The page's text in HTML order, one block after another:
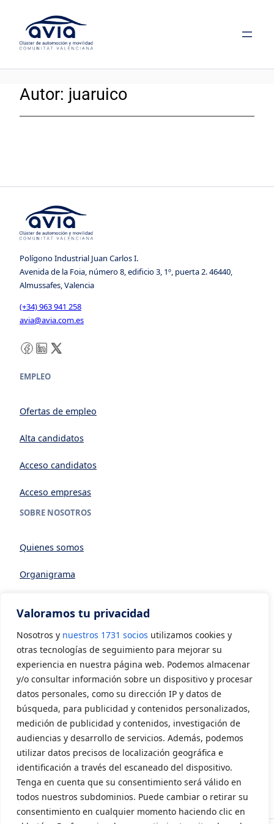
Valoramos tu privacidad
Nosotros y nuestros 1731 socios utilizamos cookies y
otras tecnologías de seguimiento para mejorar su
experiencia en nuestra página web. Podemos almacenar
y/o consultar información sobre un dispositivo y procesar
datos personales, como su dirección IP y datos de
búsqueda, para publicidad y contenidos personalizados,
medición de publicidad y contenidos, investigación de
audiencias y desarrollo de servicios. Además, podemos
utilizar datos precisos de localización geográfica e
identificación a través del escaneado del dispositivo.
Tenga en cuenta que su consentimiento será válido en
todos nuestros subdominios. Puede cambiar o retirar su
consentimiento en cualquier momento haciendo clic en
contenido
Autor: juaruico
Polígono Industrial Juan Carlos I.
Avenida de la Foia, número 8, edificio 3, 1º, puerta 2. 46440,
Almussafes, Valencia
(+34) 963 941 258
avia@avia.com.es
Facebook LinkedIn X
EMPLEO
Ofertas de empleo
Alta candidatos
Acceso candidatos
Acceso empresas
SOBRE NOSOTROS
Quienes somos
Organigrama
Asociarse a AVIA
CONTACTO
Contacto
LEGAL
Aviso Legal
Política de privacidad
Política de cookies